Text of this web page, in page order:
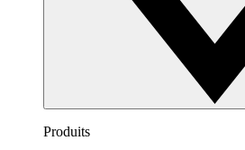
Produits